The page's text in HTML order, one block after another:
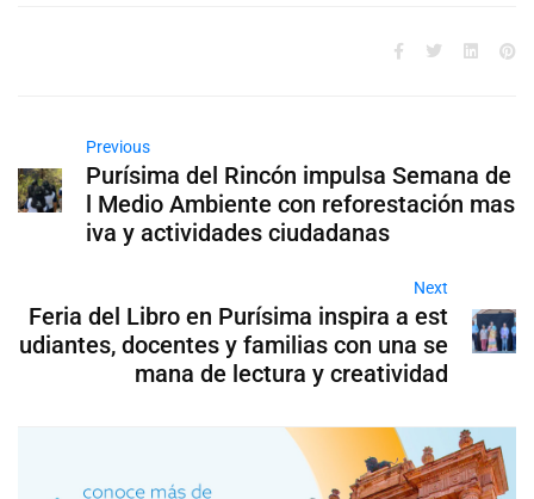
Previous
Purísima del Rincón impulsa Semana de
l Medio Ambiente con reforestación mas
iva y actividades ciudadanas
Next
Feria del Libro en Purísima inspira a est
udiantes, docentes y familias con una se
mana de lectura y creatividad